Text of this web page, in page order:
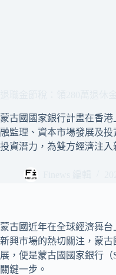
蒙古國國家銀行計畫在香
融監理、資本市場發展及
投資潛力，為雙方經濟注入
蒙古國近年在全球經濟舞
新興市場的熱切關注，蒙
展，便是蒙古國國家銀行
關鍵一步。